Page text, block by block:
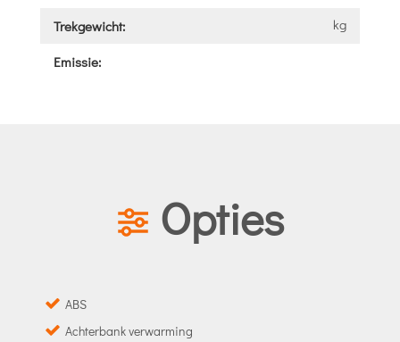
Trekgewicht: kg
Emissie:
Opties
ABS
Achterbank verwarming